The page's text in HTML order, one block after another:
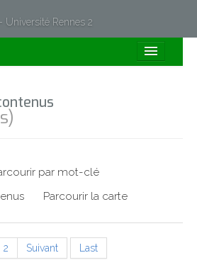
par mot-clé
Parcourir la carte
2 Suivant Last